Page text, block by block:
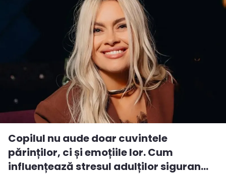
Copilul nu aude doar cuvintele
părinților, ci și emoțiile lor. Cum
influențează stresul adulților siguran...